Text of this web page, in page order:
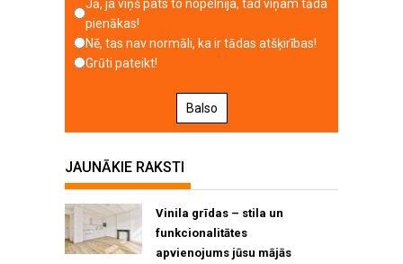
Jā, ja viņš pats to nopelnīja, tad viņam tāda
pienākas!
Nē, tas nav normāli, ka ir tādas atšķirības!
Grūti pateikt!
Balso
JAUNĀKIE RAKSTI
Vinila grīdas – stila un
funkcionalitātes
apvienojums jūsu mājās